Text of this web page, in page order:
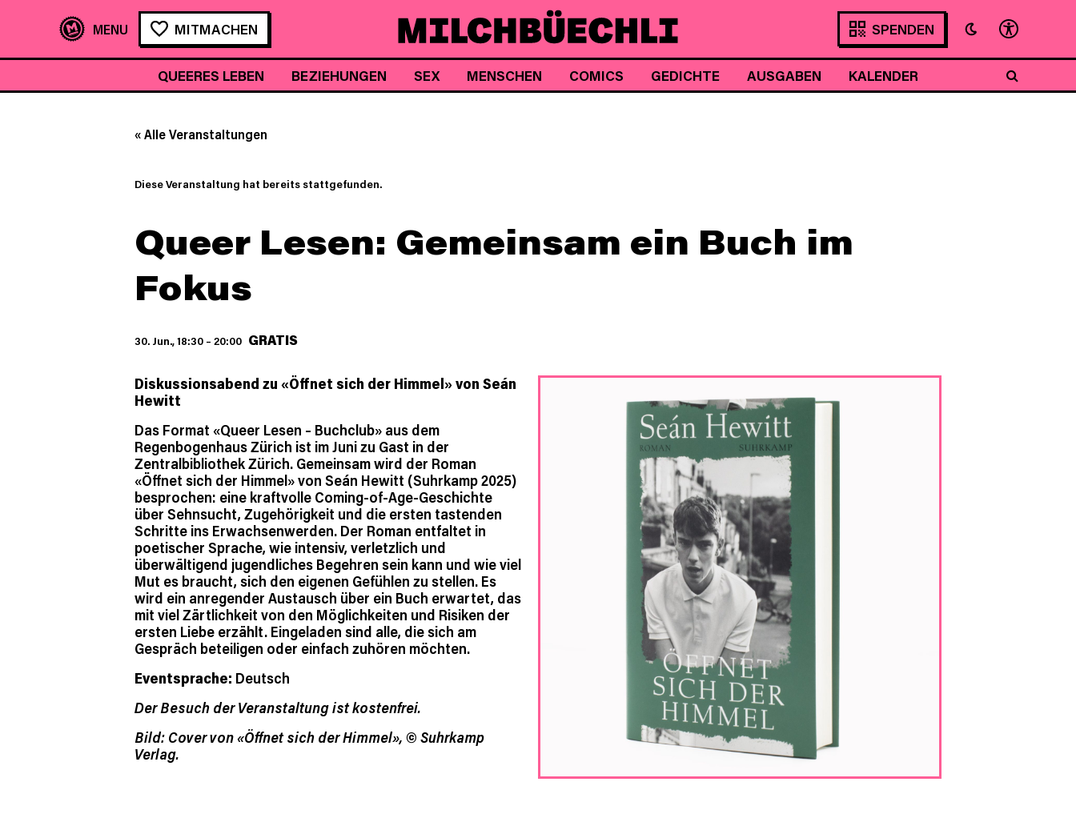
MITMACHEN SPENDEN
QUEERES LEBEN BEZIEHUNGEN SEX MENSCHEN COMICS GEDICHTE AUSGABEN KALENDER
« Alle Veranstaltungen
Diese Veranstaltung hat bereits stattgefunden.
Queer Lesen: Gemeinsam ein Buch im
Fokus
30. Jun., 18:30 – 20:00 GRATIS
Diskussionsabend zu «Öffnet sich der Himmel» von Seán
Hewitt
Das Format «Queer Lesen – Buchclub» aus dem
Regenbogenhaus Zürich ist im Juni zu Gast in der
Zentralbibliothek Zürich. Gemeinsam wird der Roman
«Öffnet sich der Himmel» von Seán Hewitt (Suhrkamp 2025)
besprochen: eine kraftvolle Coming-of-Age-Geschichte
über Sehnsucht, Zugehörigkeit und die ersten tastenden
Schritte ins Erwachsenwerden. Der Roman entfaltet in
poetischer Sprache, wie intensiv, verletzlich und
überwältigend jugendliches Begehren sein kann und wie viel
Mut es braucht, sich den eigenen Gefühlen zu stellen. Es
wird ein anregender Austausch über ein Buch erwartet, das
mit viel Zärtlichkeit von den Möglichkeiten und Risiken der
ersten Liebe erzählt. Eingeladen sind alle, die sich am
Gespräch beteiligen oder einfach zuhören möchten.
Eventsprache: Deutsch
Der Besuch der Veranstaltung ist kostenfrei.
Bild: Cover von «Öffnet sich der Himmel», © Suhrkamp
Verlag.